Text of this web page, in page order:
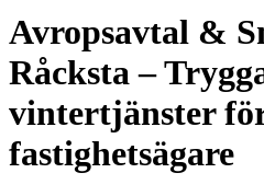
Avropsavtal &
Råcksta –
vintertjänster
fastighetsägare